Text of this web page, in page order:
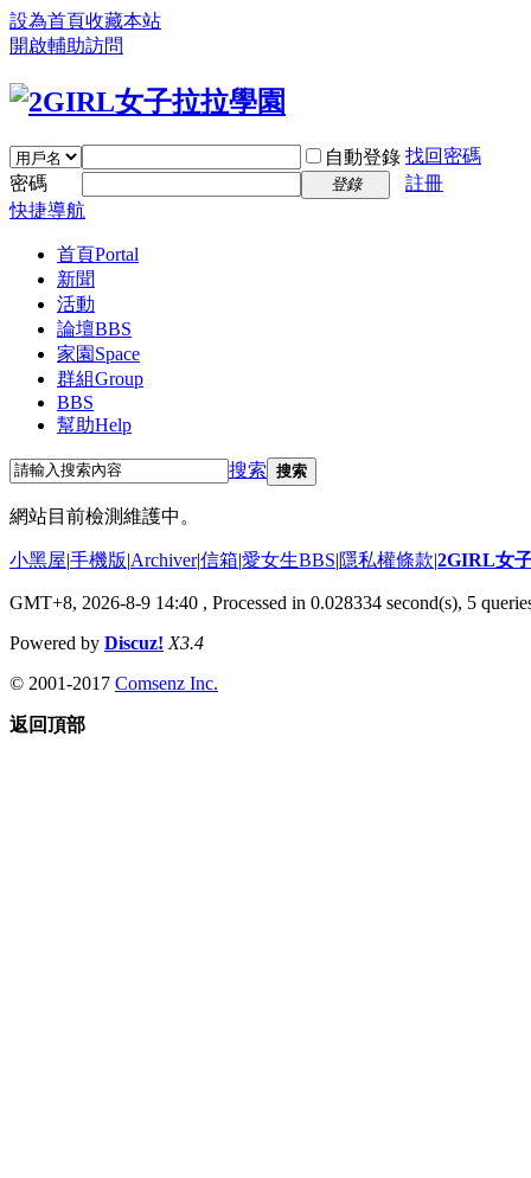
設為首頁收藏本站
開啟輔助訪問
自動登錄 找回密碼
密碼
登錄
註冊
快捷導航
首頁Portal
新聞
活動
論壇BBS
家園 Space
群組Group
BBS
幫助Help
搜索 搜索
網站目前檢測維護中。
小黑屋|手機版|Archiver|信箱|愛女生BBS|隱私權條款|2GIRL女
GMT+8, 2026-8-9 14:40 , Processed in 0.028334 second(s), 5
Powered by Discuz! X3.4
© 2001-2017 Comsenz Inc.
返回頂部